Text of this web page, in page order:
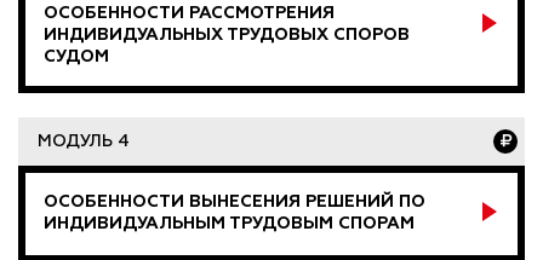
ОСОБЕННОСТИ РАССМОТРЕНИЯ
ИНДИВИДУАЛЬНЫХ ТРУДОВЫХ СПОРОВ
СУДОМ
МОДУЛЬ 4
ОСОБЕННОСТИ ВЫНЕСЕНИЯ РЕШЕНИЙ ПО
ИНДИВИДУАЛЬНЫМ ТРУДОВЫМ СПОРАМ